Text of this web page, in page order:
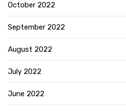
October 2022
September 2022
August 2022
July 2022
June 2022